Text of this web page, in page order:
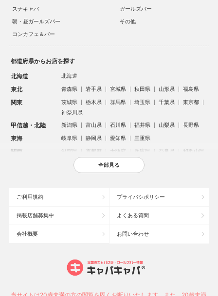
スナキャバ
ガールズバー
朝・昼ガールズバー
その他
コンカフェ＆バー
都道府県からお店を探す
北海道 北海道
東北 青森県 岩手県 宮城県 秋田県 山形県 福島県
関東 茨城県 栃木県 群馬県 埼玉県 千葉県
東京都
神奈川県
甲信越・北陸 新潟県 富山県 石川県 福井県 山梨県 長野県
東海 岐阜県 静岡県 愛知県 三重県
関西 滋賀県 京都府 大阪府 兵庫県 奈良県 和歌山県
鳥取県 島根県 岡山県 広島県
沖縄県
大宮のキャバクラ
新潟市のキャバクラ
高崎市のキャバクラ
全部見る
ご利用規約 プライバシポリシー
掲載店舗募集中 よくある質問
会社概要 お問い合わせ